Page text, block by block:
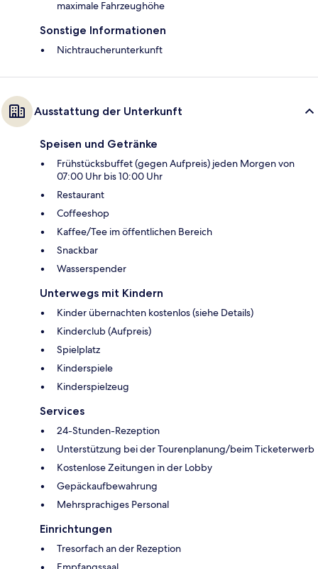
maximale Fahrzeughöhe
Sonstige Informationen
Nichtraucherunterkunft
Ausstattung der Unterkunft
Speisen und Getränke
Frühstücksbuffet (gegen Aufpreis) jeden Morgen von
07:00 Uhr bis 10:00 Uhr
Restaurant
Coffeeshop
Kaffee/Tee im öffentlichen Bereich
Snackbar
Wasserspender
Unterwegs mit Kindern
Kinder übernachten kostenlos (siehe Details)
Kinderclub (Aufpreis)
Spielplatz
Kinderspiele
Kinderspielzeug
Services
24-Stunden-Rezeption
Unterstützung bei der Tourenplanung/beim Ticketerwerb
Kostenlose Zeitungen in der Lobby
Gepäckaufbewahrung
Mehrsprachiges Personal
Einrichtungen
Tresorfach an der Rezeption